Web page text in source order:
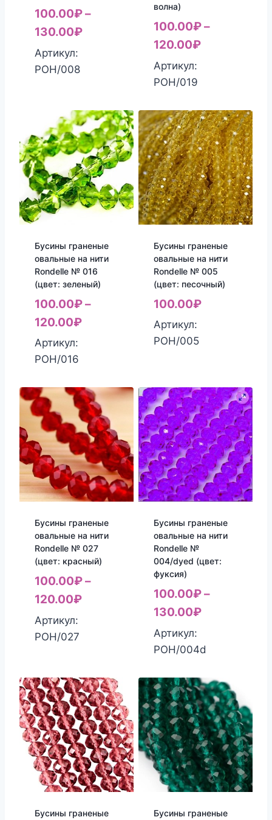
100.00₽–
130.00₽
Артикул:
РОН/008
волна)
100.00₽–
120.00₽
Артикул:
РОН/019
Бусины граненые
овальные на нити
Rondelle № 016
(цвет: зеленый)
100.00₽–
120.00₽
Артикул:
РОН/016
Бусины граненые
овальные на нити
Rondelle № 005
(цвет: песочный)
100.00₽
Артикул:
РОН/005
Бусины граненые
овальные на нити
Rondelle № 027
(цвет: красный)
100.00₽–
120.00₽
Артикул:
РОН/027
Бусины граненые
овальные на нити
Rondelle №
004/dyed (цвет:
фуксия)
100.00₽–
130.00₽
Артикул:
РОН/004d
Бусины граненые Бусины граненые